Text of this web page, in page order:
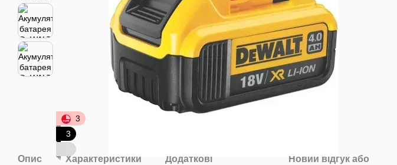
3
3
Опис Характеристики
Додаткові
Новий відгук або